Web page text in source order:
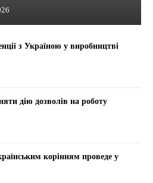
з Україною у виробництві
дію дозволів на роботу
корінням проведе у